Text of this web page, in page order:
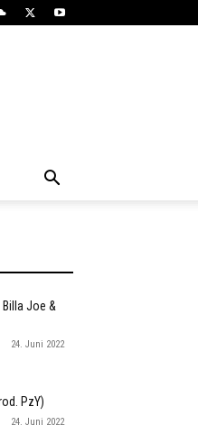
Joe &
24. Juni 2022
PzY)
24. Juni 2022